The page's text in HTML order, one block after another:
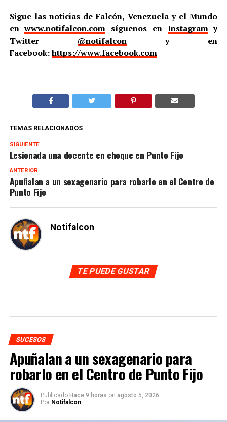
Sigue las noticias de Falcón, Venezuela y el Mundo
enwww.notifalcon.com síguenos en Instagramy
Twitter @notifalcony en
Facebook:https://www.facebook.com
TEMAS RELACIONADOS
SIGUIENTE
Lesionada una docente en choque en Punto Fijo
ANTERIOR
Apuñalan a un sexagenario para robarlo en el Centro de
Punto Fijo
Notifalcon
TE PUEDE GUSTAR
SUCESOS
Apuñalan a un sexagenario para
robarlo en el Centro de Punto Fijo
Publicado Hace 9 horas on agosto 5, 2026
Por Notifalcon